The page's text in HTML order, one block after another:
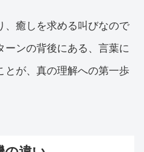
、癒しを求める叫びなので
ーンの背後にある、言葉に
とが、真の理解への第一歩